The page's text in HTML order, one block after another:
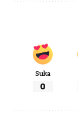
Suka
0